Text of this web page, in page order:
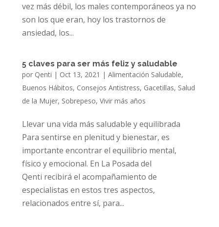
vez más débil, los males contemporáneos ya no
son los que eran, hoy los trastornos de
ansiedad, los...
5 claves para ser más feliz y saludable
por Qenti | Oct 13, 2021 | Alimentación Saludable,
Buenos Hábitos, Consejos Antistress, Gacetillas, Salud
de la Mujer, Sobrepeso, Vivir más años
Llevar una vida más saludable y equilibrada
Para sentirse en plenitud y bienestar, es
importante encontrar el equilibrio mental,
físico y emocional. En La Posada del
Qenti recibirá el acompañamiento de
especialistas en estos tres aspectos,
relacionados entre sí, para...